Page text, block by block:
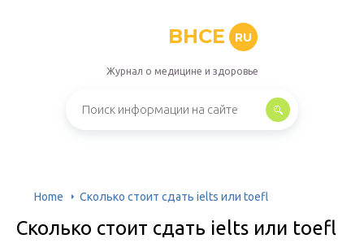
BHCE RU
Журнал о медицине и здоровье
Home Сколько стоит сдать ielts или toefl
Сколько стоит сдать ielts или toefl